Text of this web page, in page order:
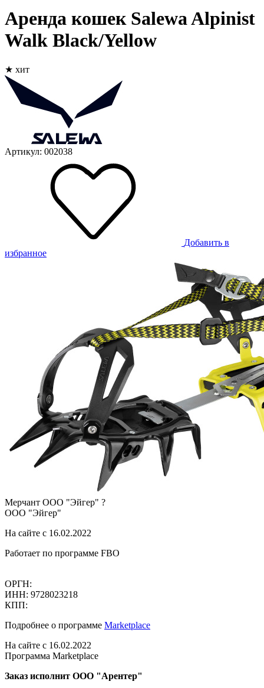
Аренда кошек Salewa Alpinist
Walk Black/Yellow
★ хит
Артикул: 002038
Добавить в
избранное
Мерчант ООО "Эйгер" ?
ООО "Эйгер"
На сайте с 16.02.2022
Работает по программе FBO
ОРГН:
ИНН: 9728023218
КПП:
Подробнее о программе Marketplace
На сайте с 16.02.2022
Программа Marketplace
Заказ исполнит ООО "Арентер"